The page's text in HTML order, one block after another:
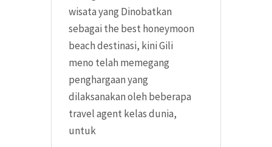
wisata yang Dinobatkan
sebagai the best honeymoon
beach destinasi, kini Gili
meno telah memegang
penghargaan yang
dilaksanakan oleh beberapa
travel agent kelas dunia,
untuk